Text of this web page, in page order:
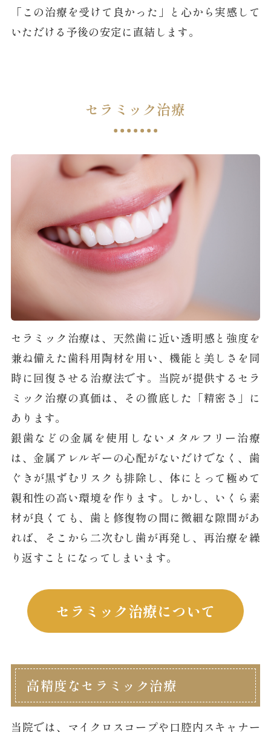
「この治療を受けて良かった」と心から実感して
いただける予後の安定に直結します。
セラミック治療
セラミック治療は、天然歯に近い透明感と強度を
兼ね備えた歯科用陶材を用い、機能と美しさを同
時に回復させる治療法です。当院が提供するセラ
ミック治療の真価は、その徹底した「精密さ」に
あります。
銀歯などの金属を使用しないメタルフリー治療
は、金属アレルギーの心配がないだけでなく、歯
ぐきが黒ずむリスクも排除し、体にとって極めて
親和性の高い環境を作ります。しかし、いくら素
材が良くても、歯と修復物の間に微細な隙間があ
れば、そこから二次むし歯が再発し、再治療を繰
り返すことになってしまいます。
セラミック治療について
高精度なセラミック治療
当院では、マイクロスコープや口腔内スキャナー